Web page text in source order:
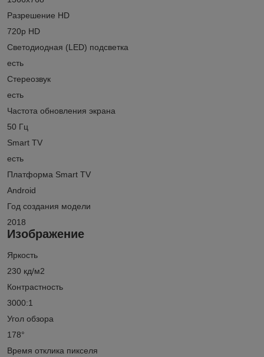
Разрешение HD
720p HD
Светодиодная (LED) подсветка
есть
Стереозвук
есть
Частота обновления экрана
50 Гц
Smart TV
есть
Платформа Smart TV
Android
Год создания модели
2018
Изображение
Яркость
230 кд/м2
Контрастность
3000:1
Угол обзора
178°
Время отклика пикселя